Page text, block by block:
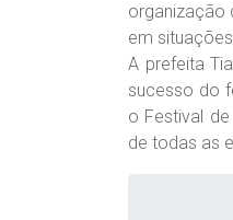
organização
em
A prefeita
sucesso do
o Festival
de todas as